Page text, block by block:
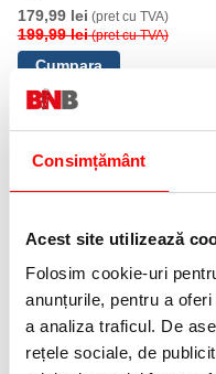
Consimțământ
Acest site utilizează
Folosim cookie-uri
anunțurile, pentru a
a analiza traficul. De
rețele sociale, de
179,99 lei (pret cu TVA)
199,99 lei(pret cu TVA)
Ghiozdan anatomic Urban
179,99 lei
(pret cu TVA)
199,99 lei(pret cu TVA)